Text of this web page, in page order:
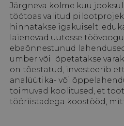
Järgneva kolme kuu jooksul
töötoas valitud
hinnatakse igakuiselt:
laienevad uutesse
ebaõnnestunud
ümber või lõpetatakse
on tõestatud, investeerib
analüütika- või
toimuvad koolitused, et
tööriistadega koostööd,